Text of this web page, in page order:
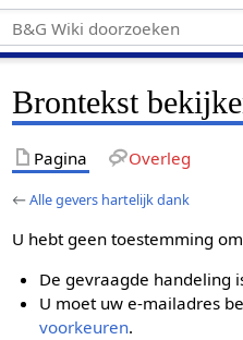
Brontekst
Pagina Overleg
←Alle gevers hartelijk dank
U hebt geen toestemming
De gevraagde handeling
U moet uw e-mailadres
voorkeuren.